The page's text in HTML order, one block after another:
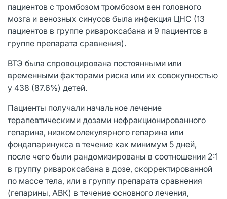
пациентов с тромбозом тромбозом вен головного
мозга и венозных синусов была инфекция ЦНС (13
пациентов в группе ривароксабана и 9 пациентов в
группе препарата сравнения).
ВТЭ была спровоцирована постоянными или
временными факторами риска или их совокупностью
у 438 (87.6%) детей.
Пациенты получали начальное лечение
терапевтическими дозами нефракционированного
гепарина, низкомолекулярного гепарина или
фондапаринукса в течение как минимум 5 дней,
после чего были рандомизированы в соотношении 2:1
в группу ривароксабана в дозе, скорректированной
по массе тела, или в группу препарата сравнения
(гепарины, АВК) в течение основного лечения,